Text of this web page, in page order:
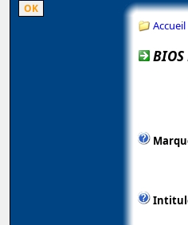
Accueil
BIOS